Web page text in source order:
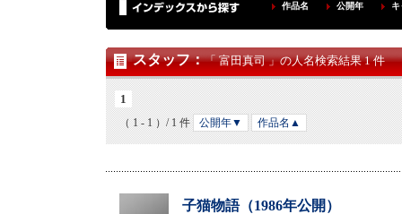
作品名 公開年
スタッフ：「 富田真司 」の人名検索結果 1 件
1
（ 1 - 1 ）/ 1 件 公開年▼ 作品名▲
子猫物語（1986年公開）